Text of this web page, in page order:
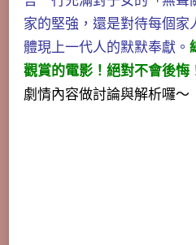
家的堅強，還是對待每個
體現上一代人的默默奉獻。
觀賞的電影！絕對不會後悔
劇情內容做討論與解析囉～